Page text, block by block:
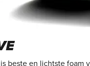
beste en lichtste foam